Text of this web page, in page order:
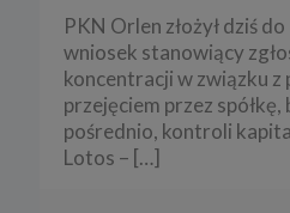
PKN Orlen złożył dziś
wniosek stanowiący
koncentracji w związku z
przejęciem przez
pośrednio, kontroli
Lotos – […]